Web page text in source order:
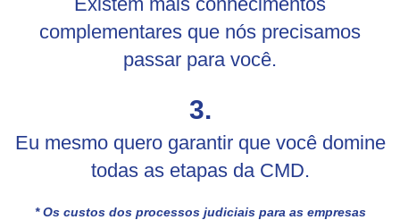
complementares que nós precisamos
passar para você.
3.
Eu mesmo quero garantir que você domine
todas as etapas da CMD.
*Os custos dos processos judiciais para as empresas